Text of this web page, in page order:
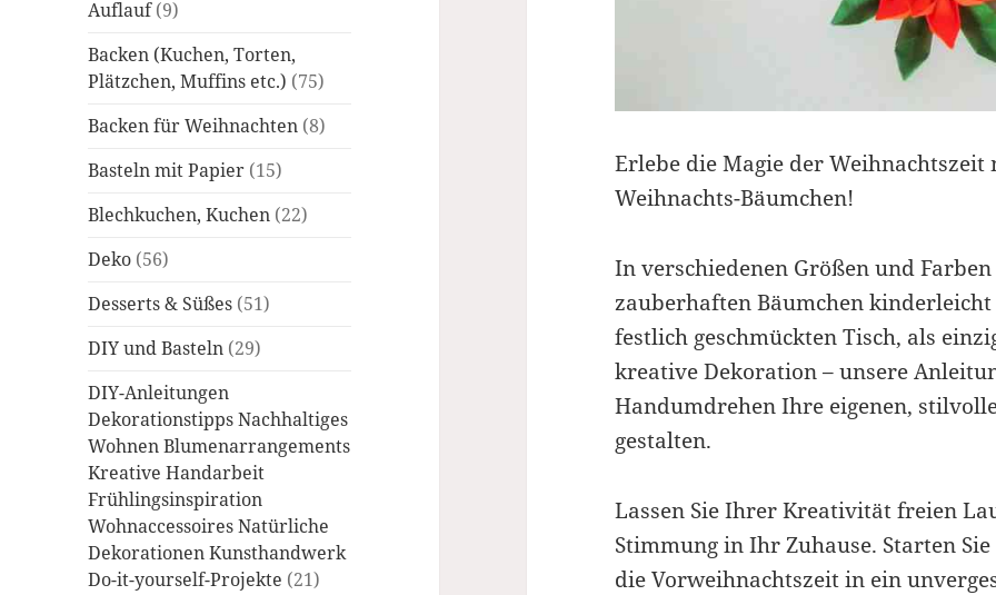
Auflauf(9)
Backen (Kuchen, Torten,
Plätzchen, Muffins etc.) (75)
Backen für Weihnachten (8)
Basteln mit Papier (15)
Blechkuchen, Kuchen (22)
Deko (56)
Desserts & Süßes (51)
DIY und Basteln (29)
DIY-Anleitungen
Dekorationstipps Nachhaltiges
Wohnen Blumenarrangements
Kreative Handarbeit
Frühlingsinspiration
Wohnaccessoires Natürliche
Dekorationen Kunsthandwerk
Do-it-yourself-Projekte (21)
Erlebe die Magie der
Weihnachts-Bäumchen!
In verschiedenen Größen und
zauberhaften Bäumchen
festlich geschmückten Tisch, als
kreative Dekoration – unsere
Handumdrehen Ihre eigenen,
gestalten.
Lassen Sie Ihrer Kreativität freien
Stimmung in Ihr Zuhause. Starten
die Vorweihnachtszeit in ein